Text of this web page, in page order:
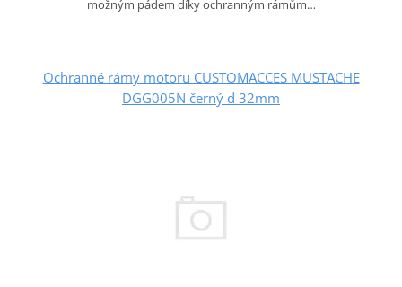
možným pádem díky ochranným rámům…
Ochranné rámy motoru CUSTOMACCES MUSTACHE
DGG005N černý d 32mm